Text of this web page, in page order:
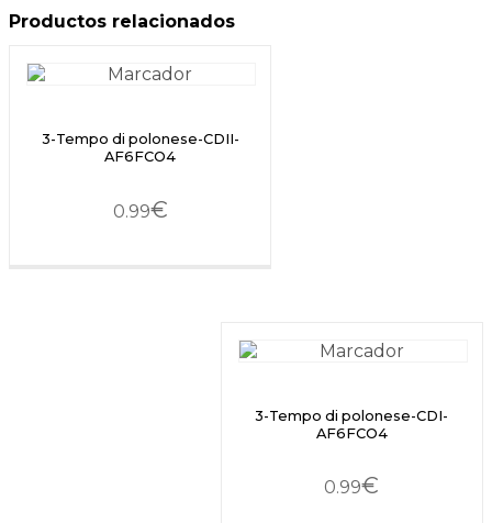
Productos relacionados
3-Tempo di polonese-CDII-
AF6FCO4
0.99€
3-Tempo di polonese-CDI-
AF6FCO4
0.99€